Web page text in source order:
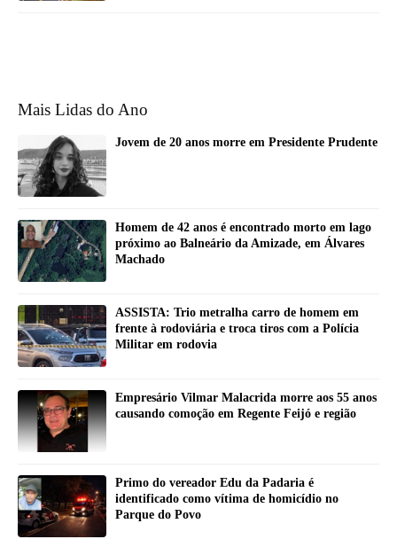
Mais Lidas do Ano
Jovem de 20 anos morre em Presidente Prudente
Homem de 42 anos é encontrado morto em lago
próximo ao Balneário da Amizade, em Álvares
Machado
ASSISTA: Trio metralha carro de homem em
frente à rodoviária e troca tiros com a Polícia
Militar em rodovia
Empresário Vilmar Malacrida morre aos 55 anos
causando comoção em Regente Feijó e região
Primo do vereador Edu da Padaria é
identificado como vítima de homicídio no
Parque do Povo